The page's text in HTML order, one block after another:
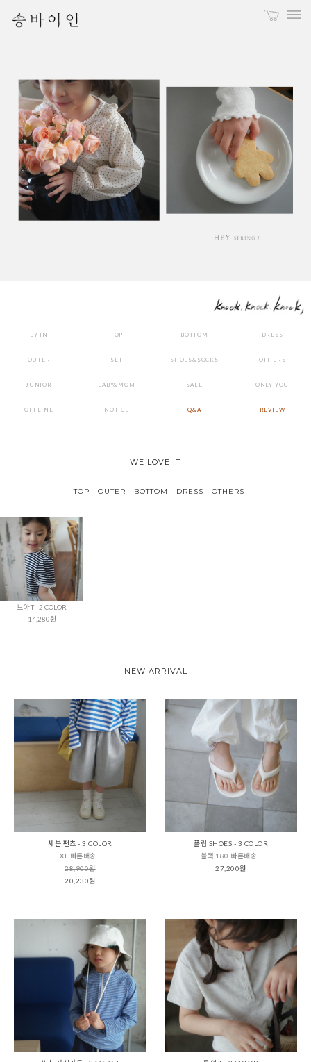
BY IN TOP BOTTOM DRESS
OUTER SET SHOES&SOCKS OTHERS
JUNIOR BABY&MOM SALE ONLY YOU
OFFLINE NOTICE Q&A REVIEW
WE LOVE IT
TOP OUTER BOTTOM DRESS OTHERS
브아 T - 2 COLOR
14,280원
NEW ARRIVAL
세븐 팬츠 - 3 COLOR
XL 빠른배송 !
28,900원
20,230원
플립 SHOES - 3 COLOR
블랙 180 빠른배송 !
27,200원